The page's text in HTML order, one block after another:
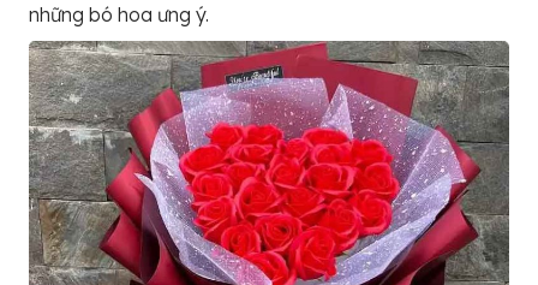
những bó hoa ưng ý.